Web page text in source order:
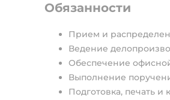
Обязанности
Прием и
Ведение
Обеспечение
Выполнение
Подготовка, печать